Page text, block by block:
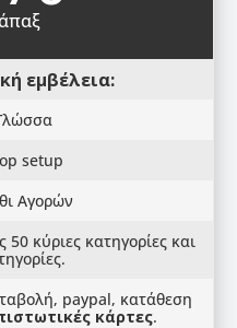
εμβέλεια:
setup
Αγορών
50 κύριες κατηγορίες και
paypal, κατάθεση
κάρτες.